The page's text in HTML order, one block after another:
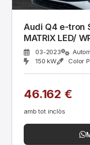
Audi Q4 e-tron
MATRIX LED/
03-2023
150 kW
Color
46.162 €
amb tot inclòs